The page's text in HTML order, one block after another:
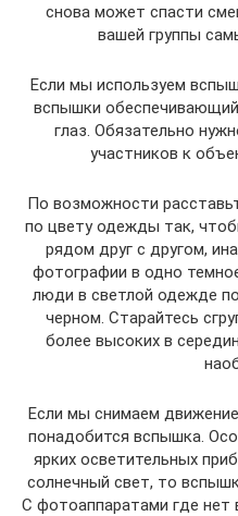
снова может спасти
вашей группы
Если мы используем
вспышки
глаз. Обязательно
участников к
По возможности
по цвету одежды так,
рядом друг с другом,
фотографии в одно
люди в светлой одежде
черном. Старайтесь
более высоких в
Если мы снимаем
понадобится вспышка.
ярких осветительных
солнечный свет, то
С фотоаппаратами где нет